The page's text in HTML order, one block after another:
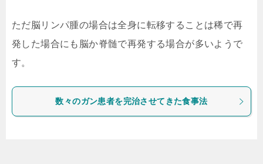
ただ脳リンパ腫の場合は全身に転移することは稀で再
発した場合にも脳か脊髄で再発する場合が多いようで
す。
数々のガン患者を完治させてきた食事法